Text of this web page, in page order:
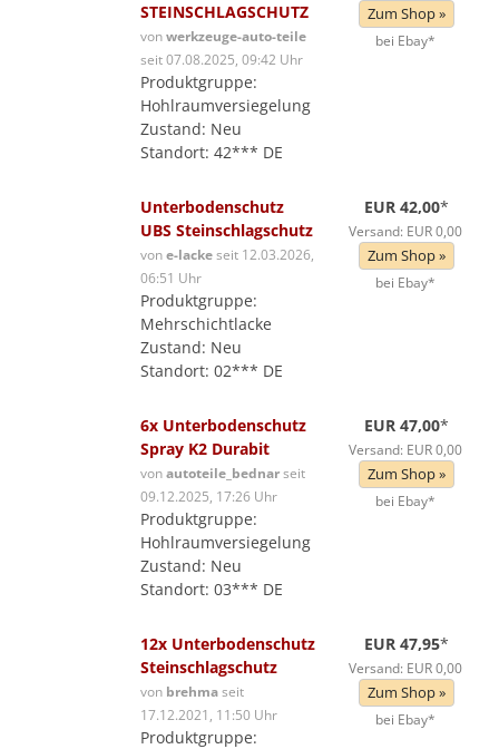
STEINSCHLAGSCHUTZ
vonwerkzeuge-auto-teile
seit 07.08.2025, 09:42 Uhr
Produktgruppe:
Hohlraumversiegelung
Zustand: Neu
Standort: 42*** DE
Zum Shop »
bei Ebay*
Unterbodenschutz
UBS Steinschlagschutz
vone-lackeseit 12.03.2026,
06:51 Uhr
Produktgruppe:
Mehrschichtlacke
Zustand: Neu
Standort: 02*** DE
EUR 42,00*
Versand: EUR 0,00
Zum Shop »
bei Ebay*
6x Unterbodenschutz
Spray K2 Durabit
vonautoteile_bednarseit
09.12.2025, 17:26 Uhr
Produktgruppe:
Hohlraumversiegelung
Zustand: Neu
Standort: 03*** DE
EUR 47,00*
Versand: EUR 0,00
Zum Shop »
bei Ebay*
12x Unterbodenschutz
Steinschlagschutz
von brehmaseit
17.12.2021, 11:50 Uhr
Produktgruppe:
EUR 47,95*
Versand: EUR 0,00
Zum Shop »
bei Ebay*